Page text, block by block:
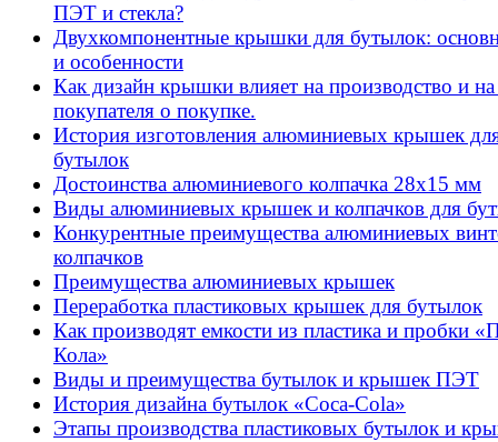
ПЭТ и стекла?
Двухкомпонентные крышки для бутылок:
и особенности
Как дизайн крышки влияет на производство и
покупателя о покупке.
История изготовления алюминиевых крышек
бутылок
Достоинства алюминиевого колпачка 28х15 мм
Виды алюминиевых крышек и колпачков для
Конкурентные преимущества алюминиевых
колпачков
Преимущества алюминиевых крышек
Переработка пластиковых крышек для бутылок
Как производят емкости из пластика и пробки
Кола»
Виды и преимущества бутылок и крышек ПЭТ
История дизайна бутылок «Coca-Cola»
Этапы производства пластиковых бутылок и